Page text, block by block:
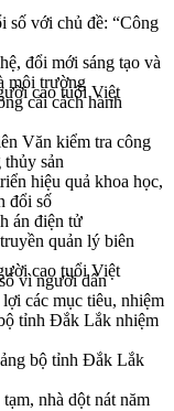
với chủ đề: “Công
đổi mới sáng tạo và
môi trường
cải cách hành
Văn kiểm tra công
sản
hiệu quả khoa học,
đổi số
án điện tử
quản lý biên
vì người dân
các mục tiêu, nhiệm
tỉnh Đắk Lắk nhiệm
bộ tỉnh Đắk Lắk
nhà dột nát năm
cao tuổi Việt
cao tuổi Việt